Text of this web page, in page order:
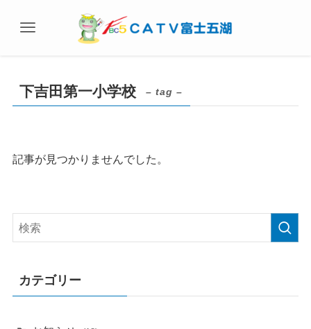
下吉田第一小学校 – tag –
記事が見つかりませんでした。
カテゴリー